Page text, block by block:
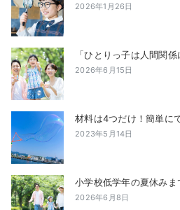
2026年1月26日
「ひとりっ子は人間関
2026年6月15日
材料は4つだけ！簡単に
2023年5月14日
小学校低学年の夏休み
2026年6月8日